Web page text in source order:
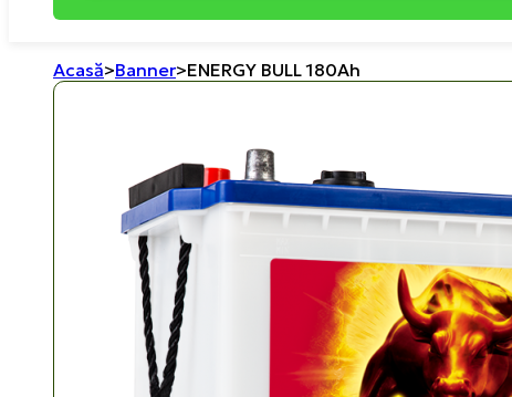
Acasă>Banner>ENERGY BULL 180Ah